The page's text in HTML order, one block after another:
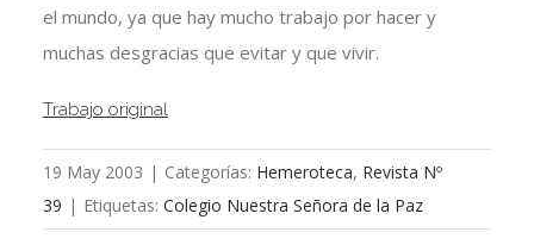
el mundo, ya que hay mucho trabajo por hacer y
muchas desgracias que evitar y que vivir.
Trabajo original
19 May 2003 | Categorías: Hemeroteca, Revista Nº
39 | Etiquetas: Colegio Nuestra Señora de la Paz